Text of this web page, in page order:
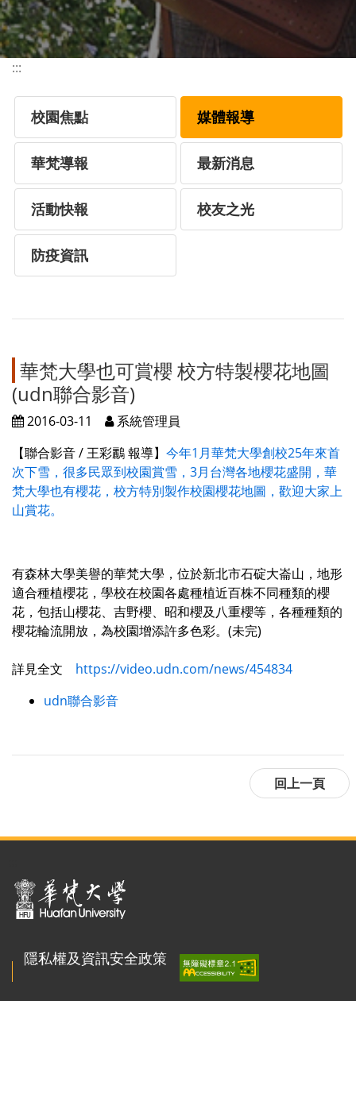
:::
校園焦點 媒體報導
華梵導報 最新消息
活動快報 校友之光
防疫資訊
華梵大學也可賞櫻 校方特製櫻花地圖
(udn聯合影音)
2016-03-11
系統管理員
【聯合影音 / 王彩鸝 報導】 今年1月華梵大學創校25年來首
次下雪，很多民眾到校園賞雪，3月台灣各地櫻花盛開，華
梵大學也有櫻花，校方特別製作校園櫻花地圖，歡迎大家上
山賞花。
有森林大學美譽的華梵大學，位於新北市石碇大崙山，地形
適合種植櫻花，學校在校園各處種植近百株不同種類的櫻
花，包括山櫻花、吉野櫻、昭和櫻及八重櫻等，各種種類的
櫻花輪流開放，為校園增添許多色彩。(未完)
詳見全文 https://video.udn.com/news/454834
udn聯合影音
隱私權及資訊安全政策